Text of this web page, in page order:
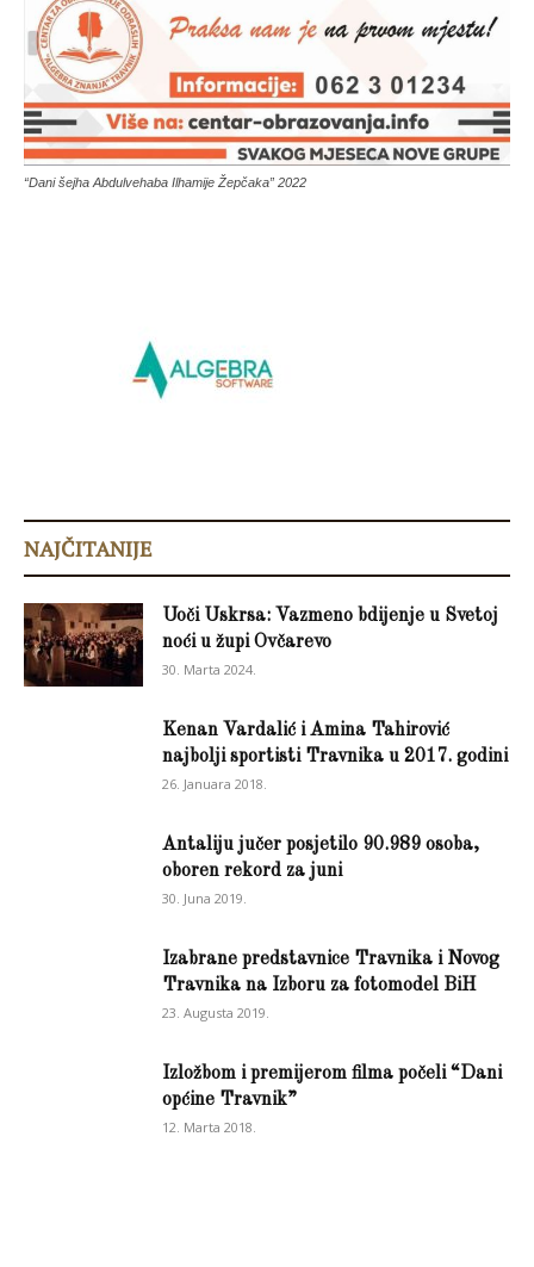
“Dani šejha Abdulvehaba Ilhamije Žepčaka” 2022
NAJČITANIJE
Uoči Uskrsa: Vazmeno bdijenje u Svetoj
noći u župi Ovčarevo
30. Marta 2024.
Kenan Vardalić i Amina Tahirović
najbolji sportisti Travnika u 2017. godini
26. Januara 2018.
Antaliju jučer posjetilo 90.989 osoba,
oboren rekord za juni
30. Juna 2019.
Izabrane predstavnice Travnika i Novog
Travnika na Izboru za fotomodel BiH
23. Augusta 2019.
Izložbom i premijerom filma počeli “Dani
općine Travnik”
12. Marta 2018.